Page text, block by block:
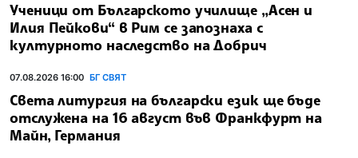
Ученици от Българското училище „Асен и
Илия Пейкови“ в Рим се запознаха с
културното наследство на Добрич
07.08.2026 16:00 БГ СВЯТ
Света литургия на български език ще бъде
отслужена на 16 август във Франкфурт на
Майн, Германия